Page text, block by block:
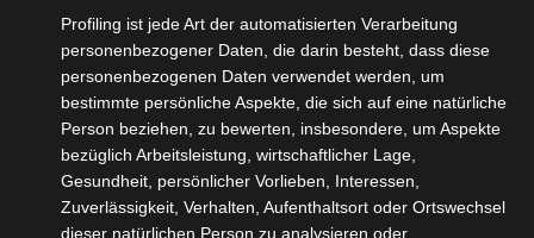
Leider ist der Zauber der den Park, die Felder, den Fluss
in ein geheimnisvolles Weiß hüllte schon wieder vorbei.
Hoffen…
WEITERLESEN →
VERÖFFENTLICHT IN: UNCATEGORIZED
Profiling ist jede Art der automatisierten Verarbeitung
personenbezogener Daten, die darin besteht, dass diese
personenbezogenen Daten verwendet werden, um
bestimmte persönliche Aspekte, die sich auf eine natürliche
Person beziehen, zu bewerten, insbesondere, um Aspekte
bezüglich Arbeitsleistung, wirtschaftlicher Lage,
Gesundheit, persönlicher Vorlieben, Interessen,
Zuverlässigkeit, Verhalten, Aufenthaltsort oder Ortswechsel
dieser natürlichen Person zu analysieren oder